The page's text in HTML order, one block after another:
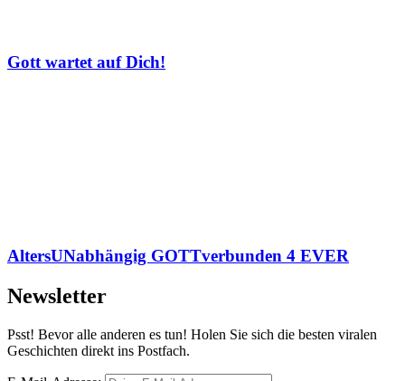
Gott wartet auf Dich!
AltersUNabhängig GOTTverbunden 4 EVER
Newsletter
Psst! Bevor alle anderen es tun! Holen Sie sich die besten viralen
Geschichten direkt ins Postfach.